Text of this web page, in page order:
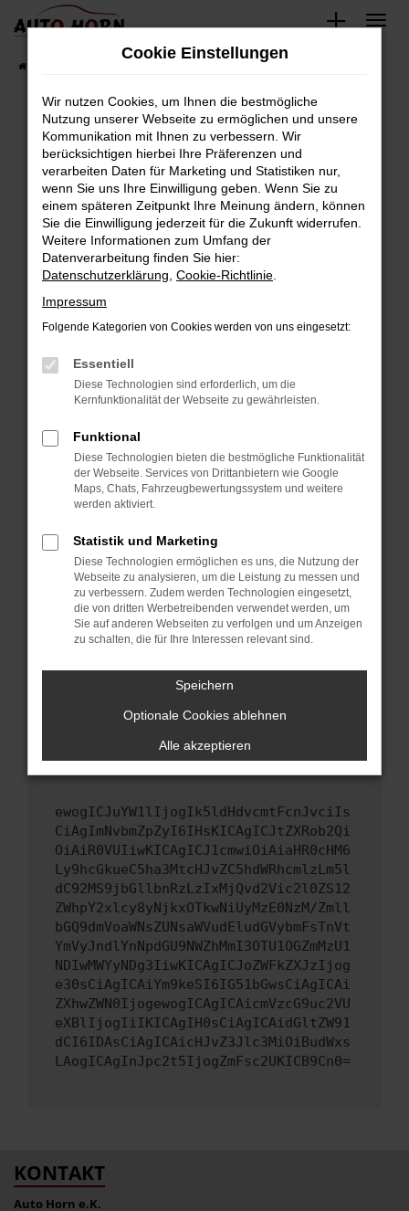
Zum
springen
Fahrzeugbestand
Fehler: Network Error
Beim Laden ist ein Fehler aufgetreten.
Hier sind ein paar Tipps, die dir helfen können:
Überprüfe deine Firewall und deine
Internetverbindung.
Laden andere Webseiten, zum Beispiel deine
Suchmaschine?
Prüfe deine Browsererweiterungen.
können das Laden bestimmter Seiten
verhindern. Funktioniert die Seite in einem
anderen Browser oder in einem privaten
Starte dein Gerät neu.
Das kann manchmal helfen, vorübergehende
Probleme zu beheben.
Betriebssystem auf dem neuesten Stand
sind.
Veraltete Software birgt nicht nur ein
Sicherheitsrisiko, sondern kann auch dazu
führen, dass bestimmte Funktionen nicht mehr
unterstützt werden.
Wende dich an den Webseitenbetreiber.
Wenn du alle oben genannten Schritte versucht
hast, kontaktiere uns bitte. Wir werden
versuchen, das Problem zu beheben. Du kannst
uns diesen Text schicken, um uns bei der
ewogICJuYW1lIjogIk5ldHdvcmtFcnJvciIs
CiAgImNvbmZpZyI6IHsKICAgICJtZXRob2Qi
OiAiR0VUIiwKICAgICJ1cmwiOiAiaHR0cHM6
Ly9hcGkueC5ha3MtcHJvZC5hdWRhcmlzLm5l
dC92MS9jbGllbnRzLzIxMjQvd2Vic2l0ZS12
ZWhpY2xlcy8yNjkxOTkwNiUyMzE0NzM/Zmll
bGQ9dmVoaWNsZUNsaWVudEludGVybmFsTnVt
YmVyJndlYnNpdGU9NWZhMmI3OTU1OGZmMzU1
NDIwMWYyNDg3IiwKICAgICJoZWFkZXJzIjog
e30sCiAgICAiYm9keSI6IG51bGwsCiAgICAi
ZXhwZWN0IjogewogICAgICAicmVzcG9uc2VU
eXBlIjogIiIKICAgIH0sCiAgICAidGltZW91
dCI6IDAsCiAgICAicHJvZ3Jlc3MiOiBudWxs
LAogICAgInJpc2t5IjogZmFsc2UKICB9Cn0=
KONTAKT
Auto Horn e.K.
Cookie Einstellungen
Wir nutzen Cookies, um Ihnen die bestmögliche
Nutzung unserer Webseite zu ermöglichen und unsere
Kommunikation mit Ihnen zu verbessern. Wir
berücksichtigen hierbei Ihre Präferenzen und
verarbeiten Daten für Marketing und Statistiken nur,
wenn Sie uns Ihre Einwilligung geben. Wenn Sie zu
einem späteren Zeitpunkt Ihre Meinung ändern, können
Sie die Einwilligung jederzeit für die Zukunft widerrufen.
Weitere Informationen zum Umfang der
Datenverarbeitung finden Sie hier:
Datenschutzerklärung Cookie-Richtlinie
Impressum
Folgende Kategorien von Cookies werden von uns eingesetzt:
Essentiell
Diese Technologien sind erforderlich, um die
Kernfunktionalität der Webseite zu gewährleisten.
Funktional
Diese Technologien bieten die bestmögliche Funktionalität
der Webseite. Services von Drittanbietern wie Google
Maps, Chats, Fahrzeugbewertungssystem und weitere
werden aktiviert.
Statistik und Marketing
Diese Technologien ermöglichen es uns, die Nutzung der
Webseite zu analysieren, um die Leistung zu messen und
zu verbessern. Zudem werden Technologien eingesetzt,
die von dritten Werbetreibenden verwendet werden, um
Sie auf anderen Webseiten zu verfolgen und um Anzeigen
zu schalten, die für Ihre Interessen relevant sind.
Speichern
Optionale Cookies ablehnen
Alle akzeptieren